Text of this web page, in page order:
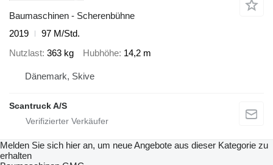
Baumaschinen - Scherenbühne
2019
97 M/Std.
Nutzlast 363 kg Hubhöhe 14,2 m
Dänemark, Skive
Scantruck A/S
Melden Sie sich hier an, um neue Angebote aus dieser Kategorie zu
erhalten